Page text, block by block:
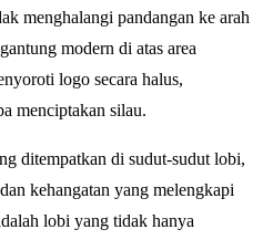
menghalangi pandangan ke arah
modern di atas area
logo secara halus,
menciptakan silau.
ditempatkan di sudut-sudut lobi,
kehangatan yang melengkapi
lobi yang tidak hanya